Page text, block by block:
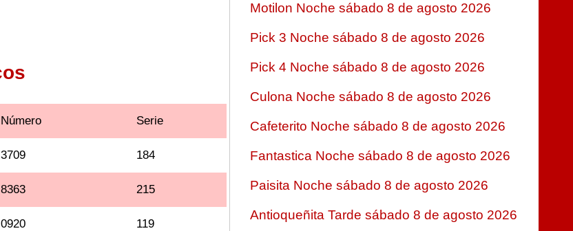
Número Serie
3709 184
8363 215
0920 119
Motilon Noche sábado 8 de agosto 2026
Pick 3 Noche sábado 8 de agosto 2026
Pick 4 Noche sábado 8 de agosto 2026
Culona Noche sábado 8 de agosto 2026
Cafeterito Noche sábado 8 de agosto 2026
Fantastica Noche sábado 8 de agosto 2026
Paisita Noche sábado 8 de agosto 2026
Antioqueñita Tarde sábado 8 de agosto 2026